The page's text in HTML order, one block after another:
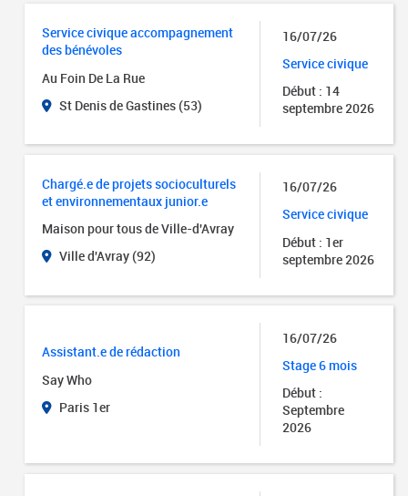
Service civique accompagnement
des bénévoles
Au Foin De La Rue
St Denis de Gastines (53)
16/07/26
Service civique
Début : 14
septembre 2026
Chargé.e de projets socioculturels
et environnementaux junior.e
Maison pour tous de Ville-d'Avray
Ville d'Avray (92)
16/07/26
Service civique
Début : 1er
septembre 2026
Assistant.e de rédaction
Say Who
Paris 1er
16/07/26
Stage 6 mois
Début :
Septembre
2026